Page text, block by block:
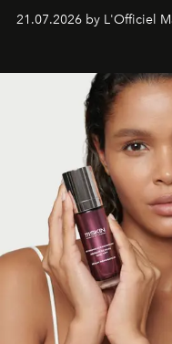
économe. à n’en pas
gagné en maturité.
21.07.2026 by L'Officiel